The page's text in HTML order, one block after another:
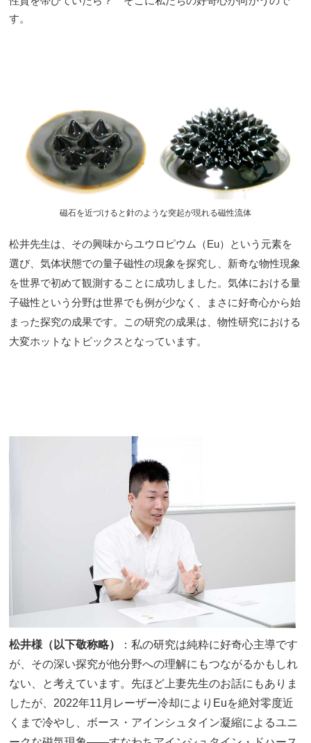
す。
磁石を近づけると針のような突起が現れる磁性流体
松井先生は、その興味からユウロピウム（Eu）という元素を
選び、気体状態での量子磁性の現象を探究し、新奇な物性現象
を世界で初めて観測することに成功しました。気体における量
子磁性という分野は世界でも例が少なく、まさに好奇心から始
まった探究の成果です。この研究の成果は、物性研究における
大変ホットなトピックスとなっています。
松井様（以下敬称略）
：私の研究は純粋に好奇心主導です
が、その深い探究が他分野への理解にもつながるかもしれ
ない、と考えています。先ほど上妻先生のお話にもありま
したが、2022年11月レーザー冷却によりEuを絶対零度近
くまで冷やし、ボース・アインシュタイン凝縮によるユニ